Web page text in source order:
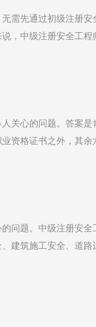
需先通过初级注册
，中级注册安全工程
关心的问题。答案
资格证书之外，其
问题。中级注册安
建筑施工安全、道